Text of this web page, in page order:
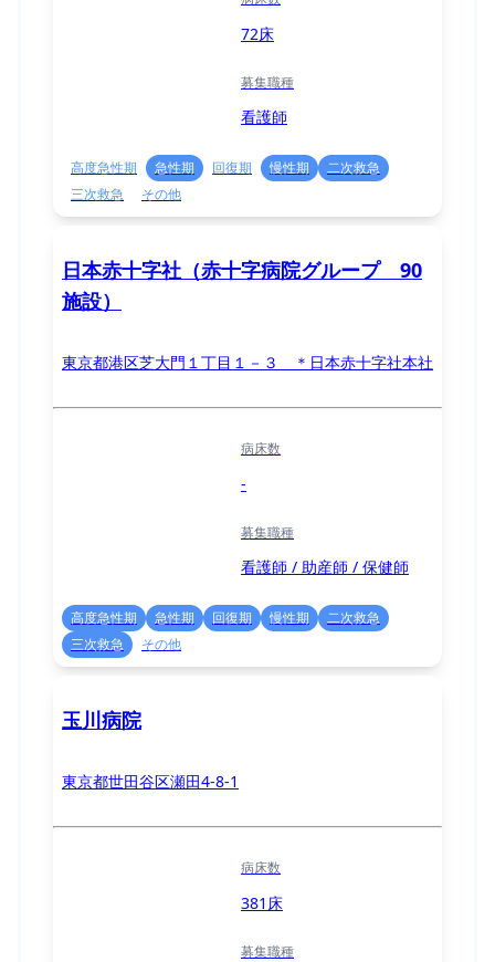
72床
募集職種
看護師
高度急性期 急性期 回復期 慢性期
二次救急
三次救急
その他
日本赤十字社（赤十字病院グループ 90
施設）
東京都港区芝大門１丁目１－３ ＊日本赤十字社本社
病床数
-
募集職種
看護師 / 助産師 / 保健師
高度急性期 急性期 回復期 慢性期
二次救急
三次救急
その他
玉川病院
東京都世田谷区瀬田4-8-1
病床数
381床
募集職種